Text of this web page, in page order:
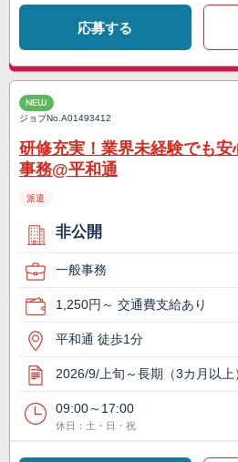
応募する
NEW
ジョブNo.A01493412
研修充実！業界未経験でも
事務@平和通
派遣
非公開
一般事務
1,250円～ 交通費支給あり
平和通 徒歩1分
2026/9/上旬～長期（3カ月以上
09:00～17:00
休日：土・日・祝